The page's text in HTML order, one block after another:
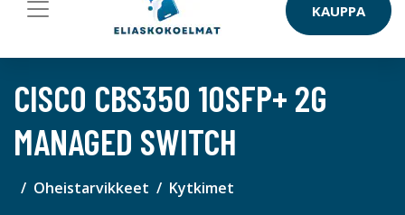
KAUPPA
CISCO CBS350 10SFP+ 2G
MANAGED SWITCH
Oheistarvikkeet Kytkimet